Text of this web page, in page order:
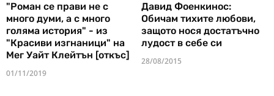
"Роман се прави не с
много думи, а с много
голяма история" - из
"Красиви изгнаници" на
Мег Уайт Клейтън [откъс]
01/11/2019
Давид Фоенкинос:
Обичам тихите любови,
защото нося достатъчно
лудост в себе си
28/08/2015